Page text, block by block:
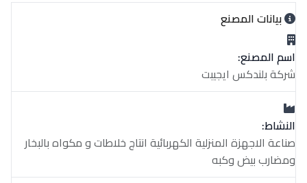
بيانات المصنع
اسم المصنع:
شركة بلندكس ايجيبت
النشاط:
صناعة الاجهزة المنزلية الكهربائية انتاج خلاطات و مكواه بالبخار
ومضارب بيض وكبه